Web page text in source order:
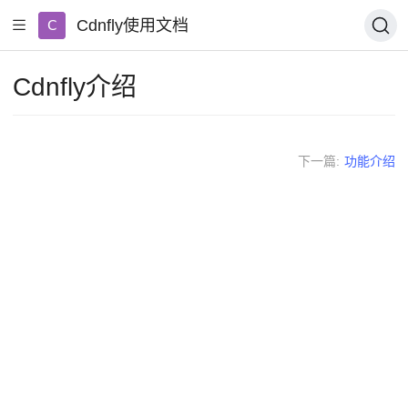
Cdnfly使用文档
Cdnfly介绍
下一篇: 功能介绍